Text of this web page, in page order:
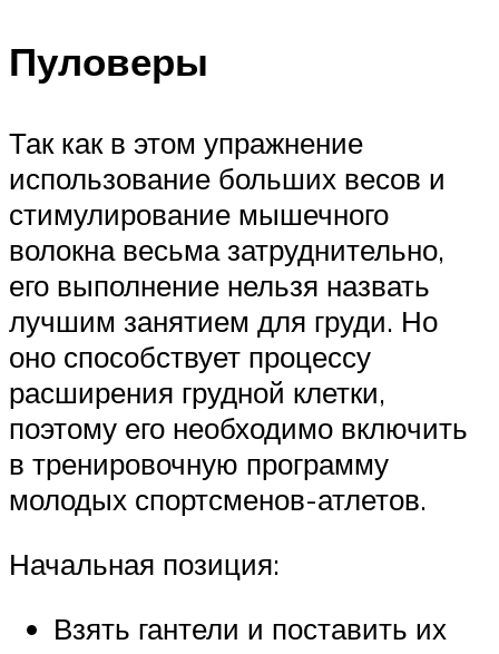
Пуловеры
Так как в этом упражнение
использование больших весов и
стимулирование мышечного
волокна весьма затруднительно,
его выполнение нельзя назвать
лучшим занятием для груди. Но
оно способствует процессу
расширения грудной клетки,
поэтому его необходимо включить
в тренировочную программу
молодых спортсменов-атлетов.
Начальная позиция:
Взять гантели и поставить их